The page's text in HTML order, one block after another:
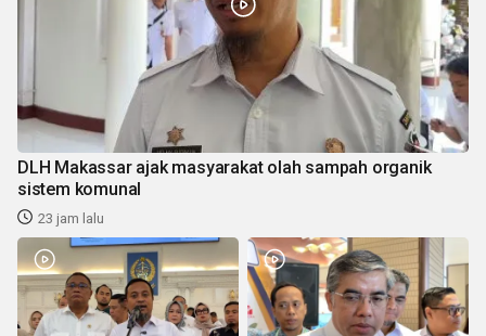
DLH Makassar ajak masyarakat olah sampah organik
sistem komunal
23 jam lalu